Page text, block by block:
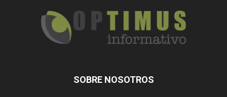
SOBRE NOSOTROS